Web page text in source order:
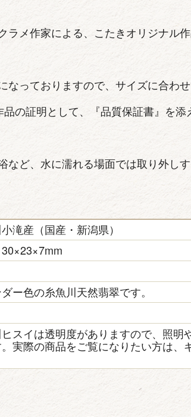
ラメ作家による、こたきオリジナル作
なっておりますので、サイズに合わせ
の証明として、『品質保証書』を添
など、水に濡れる場面では取り外し
滝産（国産・新潟県）
ー色の糸魚川天然翡翠です。
スイは透明度がありますので、照明
実際の商品をご覧になりたい方は、